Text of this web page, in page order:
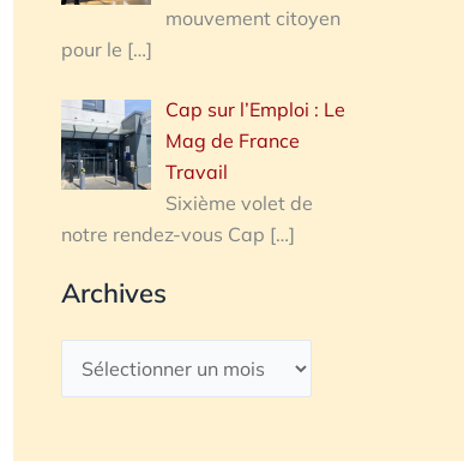
mouvement citoyen
pour le […]
Cap sur l’Emploi : Le
Mag de France
Travail
Sixième volet de
notre rendez-vous Cap […]
Archives